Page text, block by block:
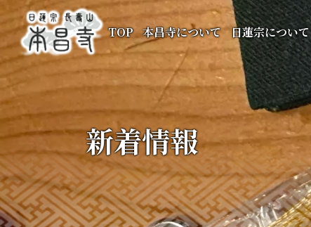
TOP 本昌寺について 日蓮宗について
新着情報